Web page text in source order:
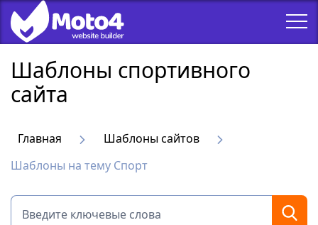
Шаблоны спортивного
сайта
Главная
Шаблоны сайтов
Шаблоны на тему Спорт